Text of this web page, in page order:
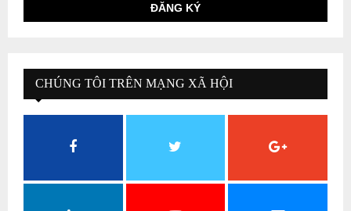
CHÚNG TÔI TRÊN MẠNG XÃ HỘI